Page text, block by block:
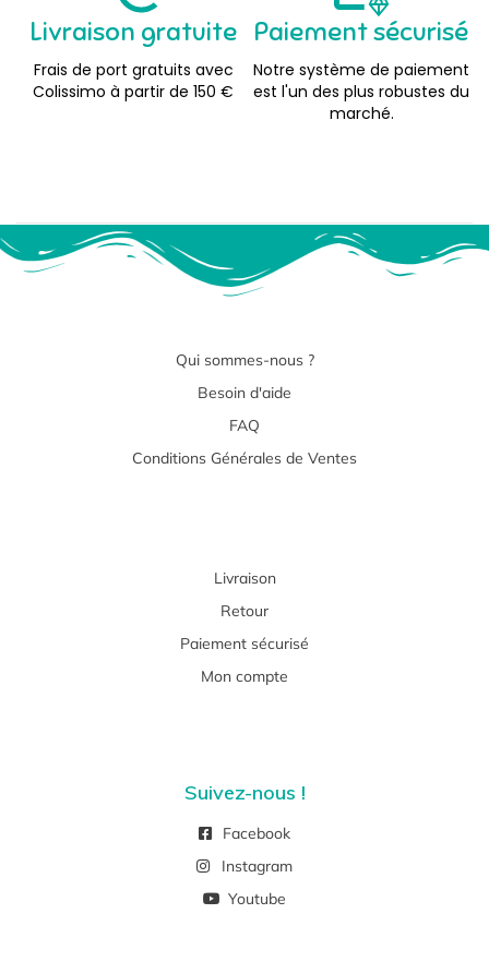
Livraison gratuite
Frais de port gratuits avec
Colissimo à partir de 150 €
Paiement sécurisé
Notre système de paiement
est l'un des plus robustes du
marché.
Qui sommes-nous ?
Besoin d'aide
FAQ
Conditions Générales de Ventes
Livraison
Retour
Paiement sécurisé
Mon compte
Suivez-nous !
Facebook
Instagram
Youtube